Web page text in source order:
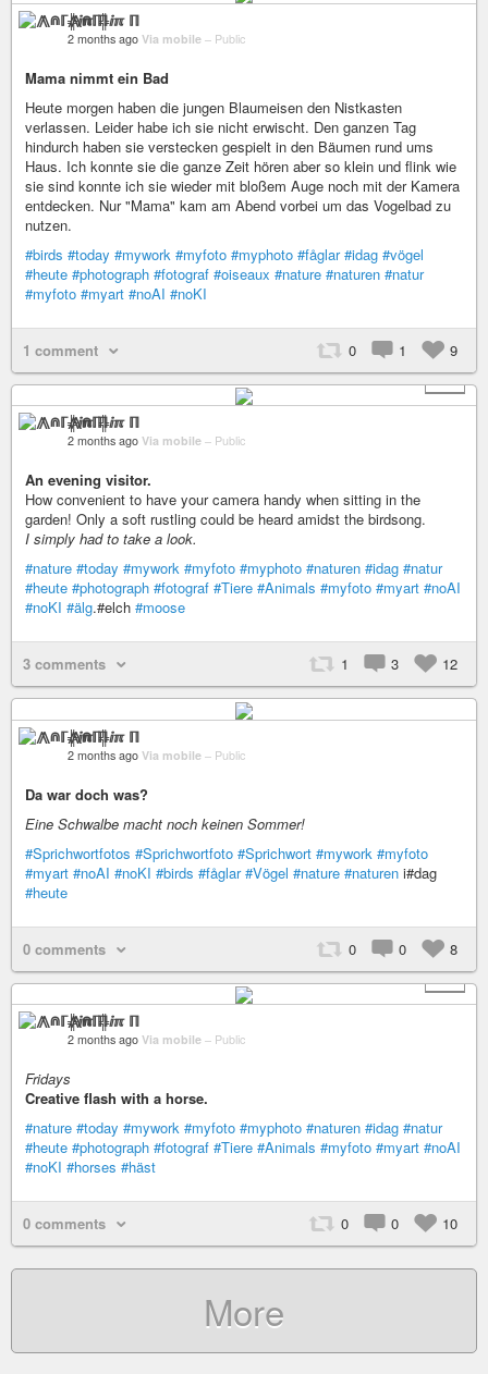
⨇⋒ℾ╬ⅈℼ ℿ
2 months ago Via mobile – Public
Mama nimmt ein Bad
Heute morgen haben die jungen Blaumeisen den Nistkasten
verlassen. Leider habe ich sie nicht erwischt. Den ganzen Tag
hindurch haben sie verstecken gespielt in den Bäumen rund ums
Haus. Ich konnte sie die ganze Zeit hören aber so klein und flink wie
sie sind konnte ich sie wieder mit bloßem Auge noch mit der Kamera
entdecken. Nur "Mama" kam am Abend vorbei um das Vogelbad zu
nutzen.
#birds #today #mywork #myfoto #myphoto #fåglar #idag #vögel
#heute #photograph #fotograf #oiseaux #nature #naturen #natur
#myfoto #myart #noAI #noKI
1 comment 0 1
9
+ 2
⨇⋒ℾ╬ⅈℼ ℿ
2 months ago Via mobile – Public
An evening visitor.
How convenient to have your camera handy when sitting in the
garden! Only a soft rustling could be heard amidst the birdsong.
I simply had to take a look.
#nature #today #mywork #myfoto #myphoto #naturen #idag #natur
#heute #photograph #fotograf #Tiere #Animals #myfoto #myart #noAI
#noKI #älg.#elch #moose
3 comments 1 3 12
⨇⋒ℾ╬ⅈℼ ℿ
2 months ago Via mobile – Public
Da war doch was?
Eine Schwalbe macht noch keinen Sommer!
#Sprichwortfotos #Sprichwortfoto #Sprichwort #mywork #myfoto
#myart #noAI #noKI #birds #fåglar #Vögel #nature #naturen i#dag
#heute
0 comments 0 0
8
+ 9
⨇⋒ℾ╬ⅈℼ ℿ
2 months ago Via mobile – Public
Fridays
Creative flash with a horse.
#nature #today #mywork #myfoto #myphoto #naturen #idag #natur
#heute #photograph #fotograf #Tiere #Animals #myfoto #myart #noAI
#noKI #horses #häst
0 comments 0 0 10
More